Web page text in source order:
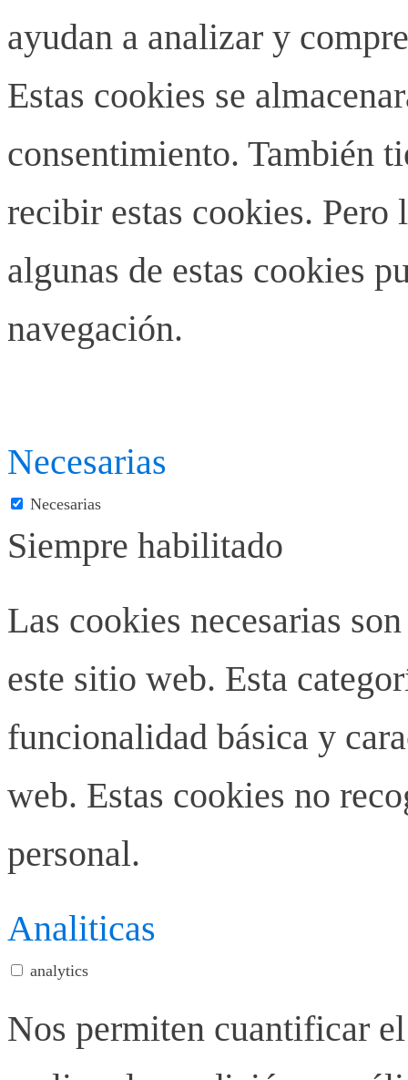
ayudan a analizar y
Estas cookies se
consentimiento. También
recibir estas cookies.
algunas de estas cookies
navegación.
Necesarias
Necesarias
Siempre habilitado
Las cookies necesarias
este sitio web. Esta
funcionalidad básica y
web. Estas cookies no
personal.
Analiticas
analytics
Nos permiten cuantificar